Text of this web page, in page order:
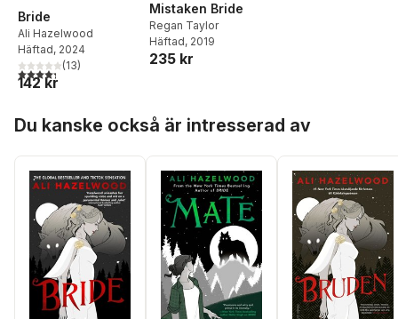
Bride
Ali Hazelwood
Häftad, 2024
4,3utav 5 stjärnor. Totalt antal röster:
(13)
142 kr
Mistaken Bride
Regan Taylor
Häftad, 2019
235 kr
Du kanske också är intresserad av